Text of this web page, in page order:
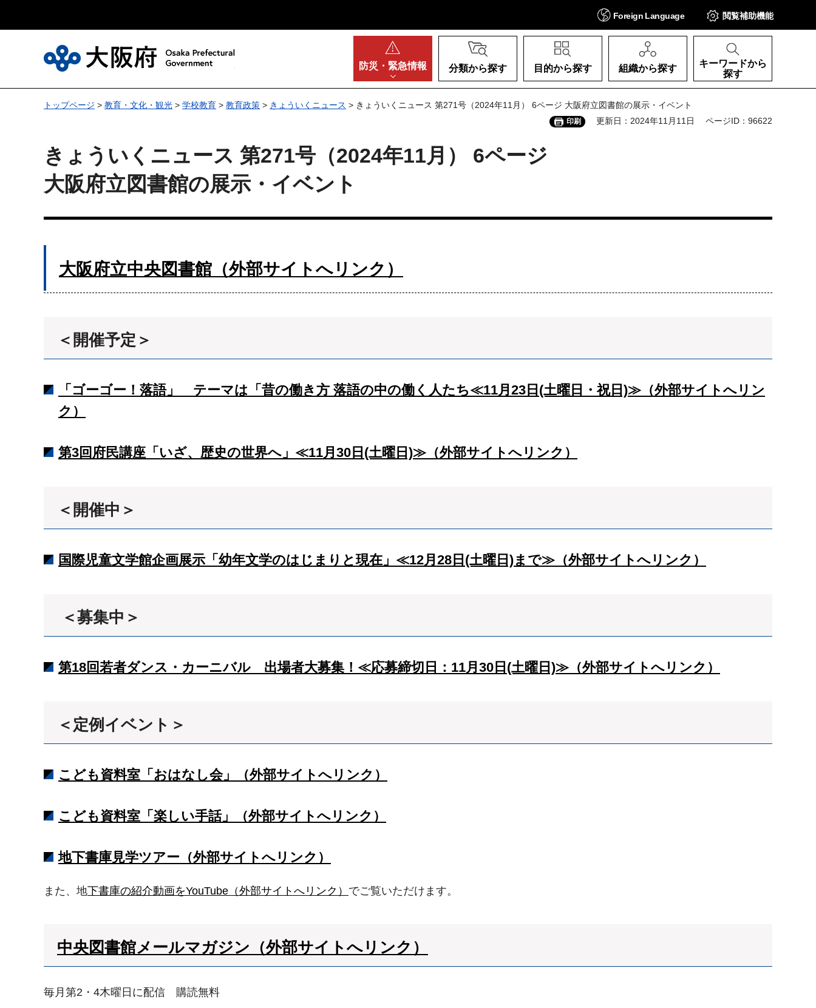
Foreign Language 閲覧補助機能
防災・ 緊急情報 分類から探す 目的から探す 組織から探す
キーワードから
探す
トップページ > 教育・文化・観光 > 学校教育 > 教育政策 > きょういくニュース > きょういくニュース 第271号（2024年11月） 6ページ 大阪府立図書館の展示・イベント
印刷 更新日：2024年11月11日 ページID：96622
きょういくニュース 第271号（2024年11月） 6ページ
大阪府立図書館の展示・イベント
大阪府立中央図書館（外部サイトへリンク）
＜開催予定＞
「ゴーゴー！落語」 テーマは「昔の働き方 落語の中の働く人たち≪11月23日(土曜日・祝日)≫（外部サイトへリン
ク）
第3回府民講座「いざ、歴史の世界へ」≪11月30日(土曜日)≫（外部サイトへリンク）
＜開催中＞
国際児童文学館企画展示「幼年文学のはじまりと現在」≪12月28日(土曜日)まで≫（外部サイトへリンク）
＜募集中＞
第18回若者ダンス・カーニバル 出場者大募集！≪応募締切日：11月30日(土曜日)≫（外部サイトへリンク）
＜定例イベント＞
こども資料室「おはなし会」（外部サイトへリンク）
こども資料室「楽しい手話」（外部サイトへリンク）
地下書庫見学ツアー（外部サイトへリンク）
また、地下書庫の紹介動画をYouTube（外部サイトへリンク） でご覧いただけます。
中央図書館メールマガジン（外部サイトへリンク）
毎月第2・4木曜日に配信 購読無料